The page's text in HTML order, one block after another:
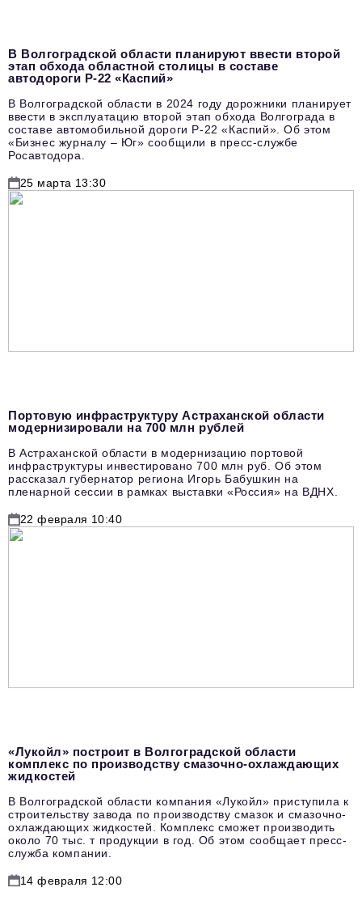
В Волгоградской области планируют ввести второй
этап обхода областной столицы в составе
автодороги Р-22 «Каспий»
В Волгоградской области в 2024 году дорожники планирует
ввести в эксплуатацию второй этап обхода Волгограда в
составе автомобильной дороги Р-22 «Каспий». Об этом
«Бизнес журналу – Юг» сообщили в пресс-службе
Росавтодора.
25 марта 13:30
Портовую инфраструктуру Астраханской области
модернизировали на 700 млн рублей
В Астраханской области в модернизацию портовой
инфраструктуры инвестировано 700 млн руб. Об этом
рассказал губернатор региона Игорь Бабушкин на
пленарной сессии в рамках выставки «Россия» на ВДНХ.
22 февраля 10:40
«Лукойл» построит в Волгоградской области
комплекс по производству смазочно-охлаждающих
жидкостей
В Волгоградской области компания «Лукойл» приступила к
строительству завода по производству смазок и смазочно-
охлаждающих жидкостей. Комплекс сможет производить
около 70 тыс. т продукции в год. Об этом сообщает пресс-
служба компании.
14 февраля 12:00